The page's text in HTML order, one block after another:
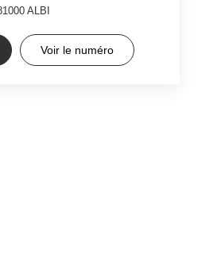
ALBI
Voir le numéro